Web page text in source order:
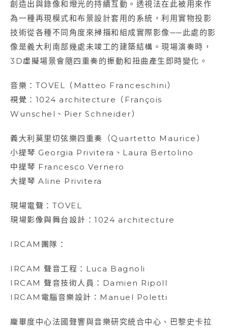
創造出與錄像和燈光的持續互動。透視法在此被用來作
為一種再現模式和布景設計套用的系統，利用實物投影
技術從各種不同角度來掃描和組成實際影像──此處的影
像是義大利南部幾處未竣工的建築結構。現場演奏時，
3D虛擬場景會隨四重奏的振動和扭曲產生即時變化。
音樂：TOVEL（Matteo Franceschini）
視覺：1024 architecture（François
Wunschel、Pier Schneider）
義大利莫里切弦樂四重奏（Quartetto Maurice）
小提琴 Georgia Privitera、Laura Bertolino
中提琴 Francesco Vernero
大提琴 Aline Privitera
現場電聲：TOVEL
現場影像與舞台設計：1024 architecture
IRCAM團隊：
IRCAM 聲音工程：Luca Bagnoli
IRCAM 聲音技術人員：Damien Ripoll
IRCAM電腦音樂設計：Manuel Poletti
龐畢度中心法國聲響與音樂研究統合中心、巴黎史卡拉